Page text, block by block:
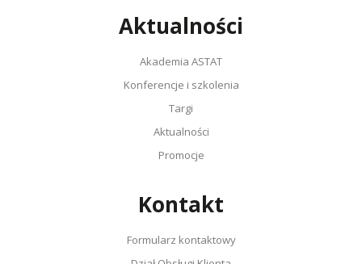
Aktualności
Akademia ASTAT
Konferencje i szkolenia
Targi
Aktualności
Promocje
Kontakt
Formularz kontaktowy